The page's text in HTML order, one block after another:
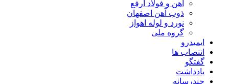
آهن و فولاد ارفع
ذوب آهن اصفهان
نورد و لوله اهواز
گروه ملی
ایمیدرو
انتصاب ها
گفتگو
یادداشت
چندرسانه